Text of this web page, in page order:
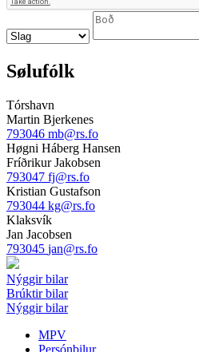
Sølufólk
Tórshavn
Martin Bjerkenes
793046 mb@rs.fo
Høgni Háberg Hansen
Fríðrikur Jakobsen
793047 fj@rs.fo
Kristian Gustafson
793044 kg@rs.fo
Klaksvík
Jan Jacobsen
793045 jan@rs.fo
Nýggir bilar
Brúktir bilar
Nýggir bilar
MPV
Persónbilur